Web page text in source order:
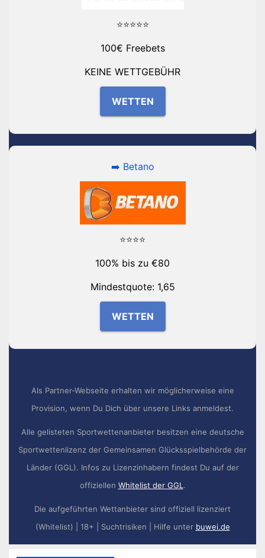
⭐⭐⭐⭐⭐
100€ Freebets
KEINE WETTGEBÜHR
WETTEN
➡️ Betano
⭐⭐⭐⭐
100% bis zu €80
Mindestquote: 1,65
WETTEN
Als Partner-Webseite erhalten wir möglicherweise eine
Provision, wenn Du Dich über unsere Links anmeldest.
Alle gelisteten Sportwettenanbieter besitzen eine deutsche
Sportwettenlizenz der Gemeinsamen Glücksspielbehörde der
Länder (GGL). Infos zu Lizenzinhabern findest Du auf der
offiziellen Whitelist der GGL .
Die aufgeführten Wettanbieter sind offiziell lizenziert
(Whitelist) | 18+ | Suchtrisiken | Hilfe unter buwei.de